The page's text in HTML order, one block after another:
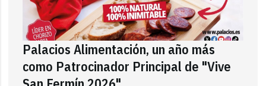
Palacios Alimentación, un año más
como Patrocinador Principal de "Vive